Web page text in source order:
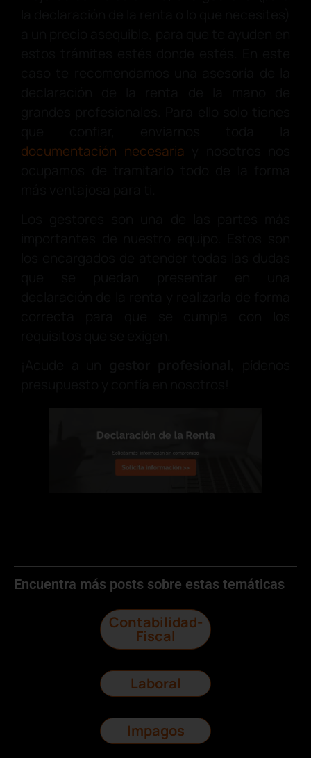
documentación necesaria
Encuentra más posts sobre estas temáticas
Contabilidad-
Fiscal
Laboral
Impagos